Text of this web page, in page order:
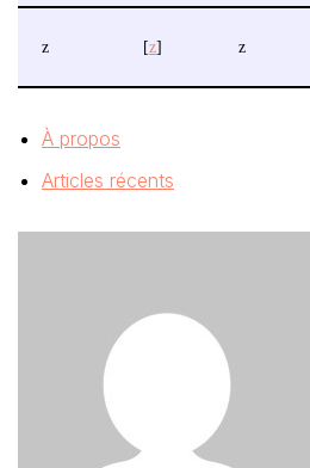
z [z] z
À propos
Articles récents